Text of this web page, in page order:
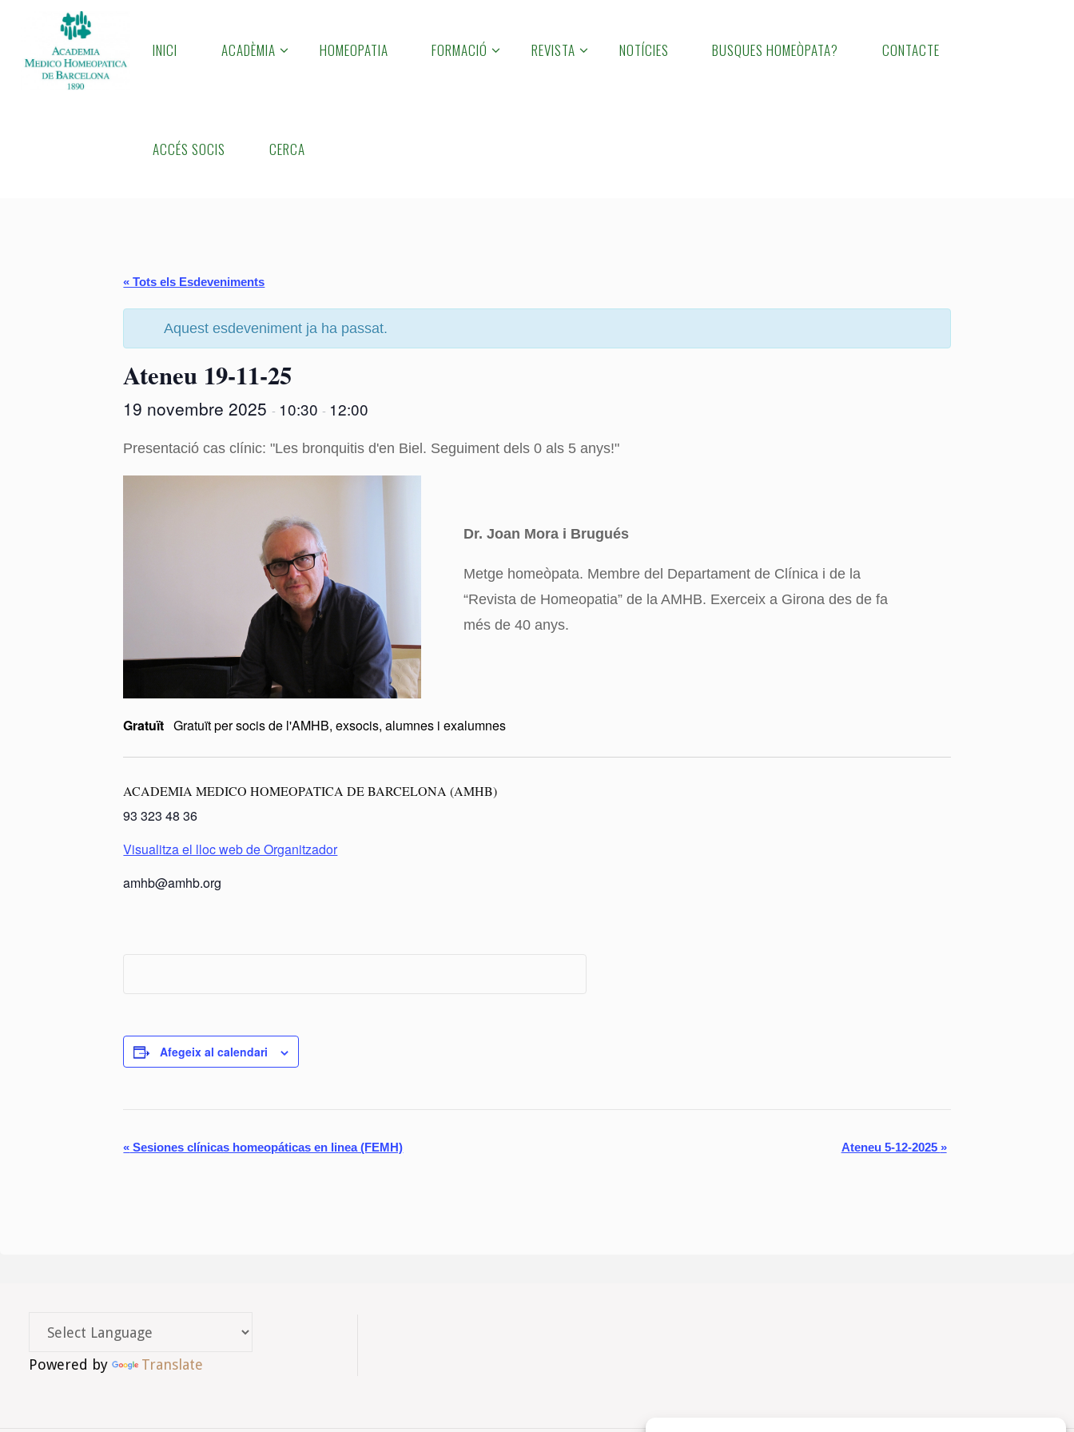
content
A
INICI ACADÈMIA HOMEOPATIA FORMACIÓ REVISTA NOTÍCIES BUSQUES HOMEÒPATA? CONTACTE
ACCÉS SOCIS CERCA
« Tots els Esdeveniments
Aquest esdeveniment ja ha passat.
Ateneu 19-11-25
19 novembre 2025 - 10:30 - 12:00
Presentació cas clínic: "Les bronquitis d'en Biel. Seguiment dels 0 als 5 anys!"
Dr. Joan Mora i Brugués
Metge homeòpata. Membre del Departament de Clínica i de la
“Revista de Homeopatia” de la AMHB. Exerceix a Girona des de fa
més de 40 anys.
Gratuït Gratuït per socis de l'AMHB, exsocis, alumnes i exalumnes
ACADEMIA MEDICO HOMEOPATICA DE BARCELONA (AMHB)
93 323 48 36
Visualitza el lloc web de Organitzador
amhb@amhb.org
Afegeix al calendari
N
c
« Sesiones clínicas homeopáticas en linea (FEMH) Ateneu 5-12-2025 »
Powered by Translate